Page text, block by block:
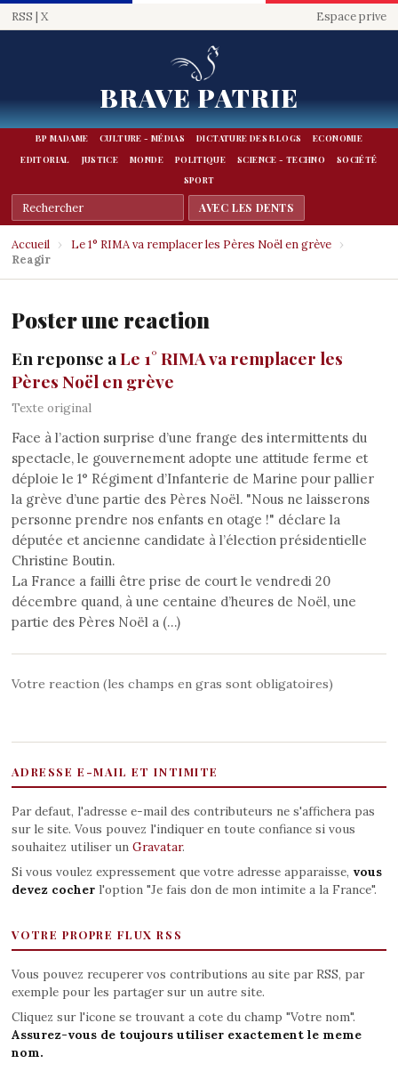
RSS | X Espace prive
BRAVE PATRIE
BP MADAME CULTURE - MÉDIAS DICTATURE DES BLOGS
ECONOMIE
EDITORIAL
JUSTICE MONDE POLITIQUE SCIENCE - TECHNO
SOCIÉTÉ
SPORT
Accueil › Le 1° RIMA va remplacer les Pères Noël en grève
›
Reagir
Poster une reaction
En reponse aLe 1° RIMA va remplacer les
Pères Noël en grève
Texte original
Face à l’action surprise d’une frange des intermittents du
spectacle, le gouvernement adopte une attitude ferme et
déploie le 1° Régiment d’Infanterie de Marine pour pallier
la grève d’une partie des Pères Noël. "Nous ne laisserons
personne prendre nos enfants en otage !" déclare la
députée et ancienne candidate à l’élection présidentielle
Christine Boutin.
La France a failli être prise de court le vendredi 20
décembre quand, à une centaine d’heures de Noël, une
partie des Pères Noël a (…)
Votre reaction (les champs en gras sont obligatoires)
ADRESSE E-MAIL ET INTIMITE
Par defaut, l'adresse e-mail des contributeurs ne s'affichera pas
sur le site. Vous pouvez l'indiquer en toute confiance si vous
souhaitez utiliser un Gravatar.
Si vous voulez expressement que votre adresse apparaisse, vous
devez cocherl'option "Je fais don de mon intimite a la France".
VOTRE PROPRE FLUX RSS
Vous pouvez recuperer vos contributions au site par RSS, par
exemple pour les partager sur un autre site.
Cliquez sur l'icone se trouvant a cote du champ "Votre nom".
Assurez-vous de toujours utiliser exactement le meme
nom.